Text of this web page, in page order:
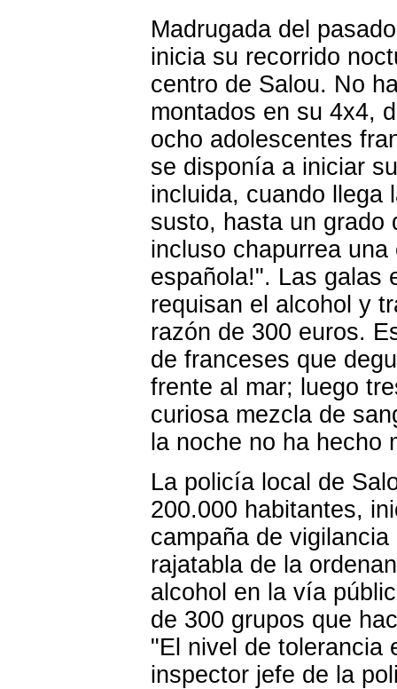
Madrugada del
inicia su recorrido
centro de Salou. No
montados en su 4x4,
ocho adolescentes
se disponía a iniciar
incluida, cuando llega
susto, hasta un grado
incluso chapurrea
española!". Las galas
requisan el alcohol y
razón de 300 euros.
de franceses que
frente al mar; luego
curiosa mezcla de
la noche no ha hecho
La policía local de
200.000 habitantes,
campaña de
rajatabla de la
alcohol en la vía
de 300 grupos que
"El nivel de tolerancia
inspector jefe de la